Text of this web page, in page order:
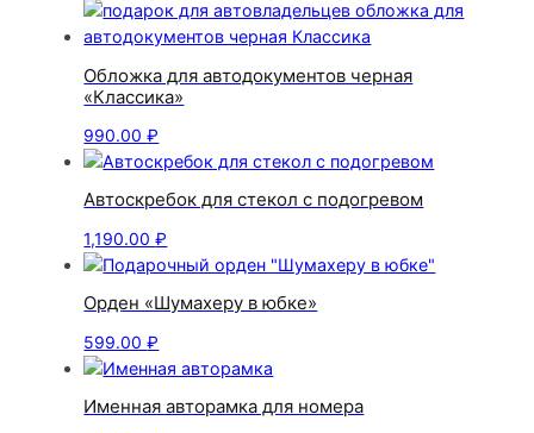
Обложка для автодокументов черная
«Классика»
990.00₽
Автоскребок для стекол с подогревом
1,190.00₽
Орден «Шумахеру в юбке»
599.00₽
Именная авторамка для номера